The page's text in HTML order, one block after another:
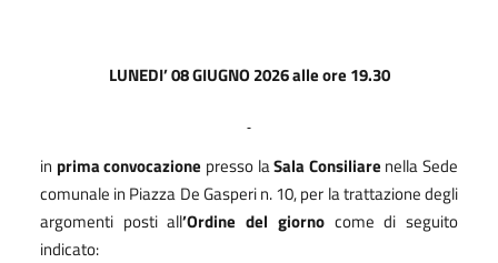
LUNEDI’ 08 GIUGNO 2026 alle ore 19.30
in prima convocazione presso laSala Consiliare nella Sede
comunale in Piazza De Gasperi n. 10, per la trattazione degli
argomenti posti all’Ordine del giornocome di seguito
indicato: